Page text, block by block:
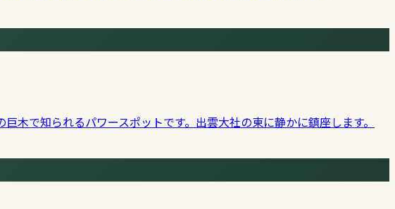
で知られるパワースポットです。出雲大社の東に静かに鎮座します。